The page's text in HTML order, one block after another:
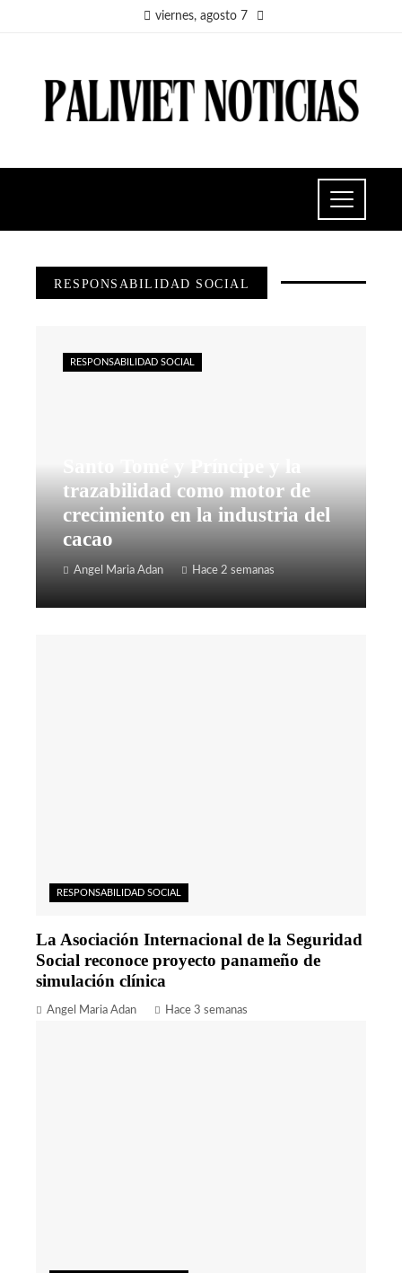
viernes, agosto 7
RESPONSABILIDAD SOCIAL
trazabilidad como motor de
crecimiento en la industria del
cacao
Angel Maria Adan Hace 2 semanas
RESPONSABILIDAD SOCIAL
RESPONSABILIDAD SOCIAL
La Asociación Internacional de la Seguridad
Social reconoce proyecto panameño de
simulación clínica
Angel Maria Adan Hace 3 semanas